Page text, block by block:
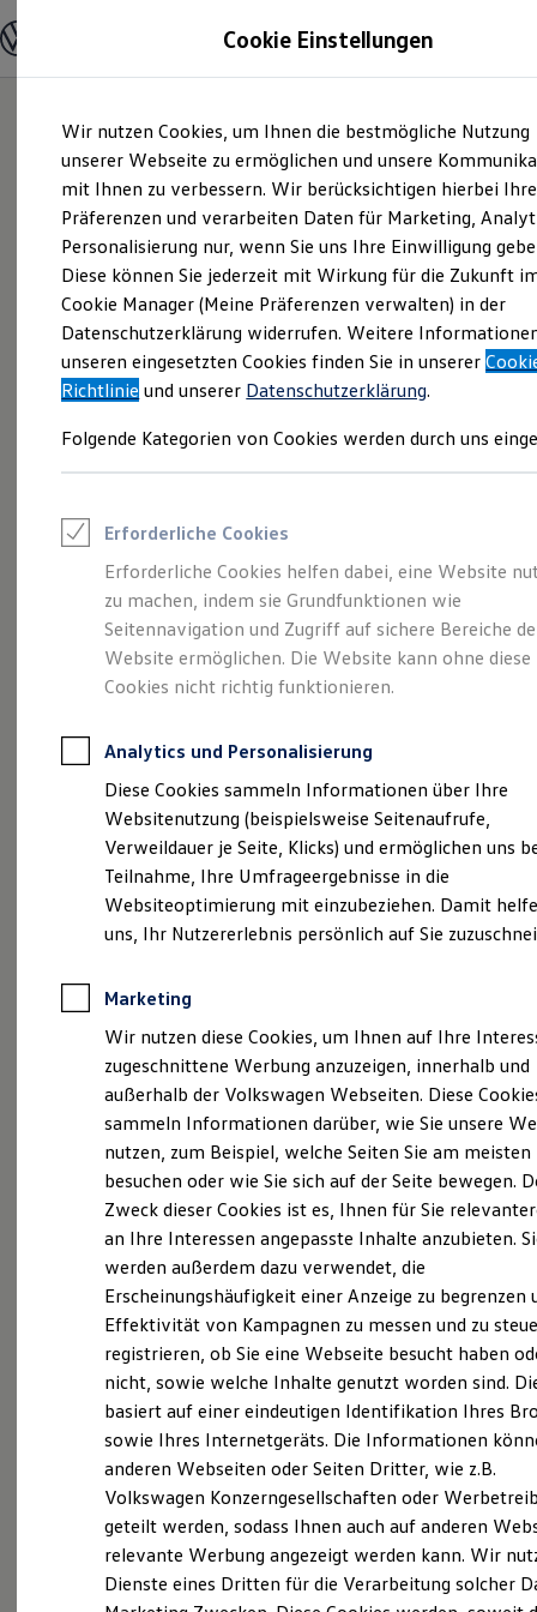
Hauptinhalt
springen
Footer
springen
Modelle und Konfigurator
Modelle vergleichen
Elektroautos
ENERGY Sondermodelle
Nutzfahrzeuge
SUV und CUV
Familienautos
Kombis
Kompaktwagen
Sportwagen
Schnell verfügbare Fahrzeuge
Angebote und Produkte
Aktuelle Angebote
E-Auto-Förderung
Volkswagen Marktplatz
Junge Gebrauchtwagen und Gebrauchtwagen
Saisonangebote
Leasing
Leasing-Angebote
Gebrauchtwagen Leasing
Junge Gebrauchtwagen-Leasing
Elektroauto Leasing
Kleinwagen-Leasing
Leasing ohne Anzahlung
Autokredit mit Schlussrate
Versicherungen und Garantien
Kfz-Versicherung
Restschuldversicherungen
Garantien
Wartungsverträge
Geschäftskunden
Professional Class bei Volkswagen
Großkunden
Behörden
Anpfiff zum Gewinn
Elektroautos
ID. Tutorials
Elektrofahrzeugkonzepte
Reichweite
Reichweite der ID. Modelle
Reichweite im Winter
Laden
Laden unterwegs
Laden Zuhause
Ladezeitensimulator
Batterie
Sicherheit
Garantie und Lebensdauer
Nachhaltigkeit
Technologie
Kosten und Kauf
Verbrauchskosten
Kaufoptionen
E-Auto-Förderung
Software und Konnektivität
Die ID. Software 6
ID. Software Versionen und Updates
Digitale Extras
Schnittstellen zu Ihrem ID.
Die ENERGY
Sondermodelle
Impressum & Rechtliches)
Probefahrt vereinbaren
Fahrzeugangebot anfordern
Servicetermin buchen
Serviceanfrage stellen
Cookie Einstellungen
Wir nutzen Cookies, um Ihnen die bestmögliche Nutzung
unserer Webseite zu ermöglichen und unsere
mit Ihnen zu verbessern. Wir berücksichtigen hierbei Ihre
Präferenzen und verarbeiten Daten für Marketing,
Personalisierung nur, wenn Sie uns Ihre Einwilligung
Diese können Sie jederzeit mit Wirkung für die Zukunft
Cookie Manager (Meine Präferenzen verwalten) in der
Datenschutzerklärung widerrufen. Weitere
unseren eingesetzten Cookies finden Sie in unserer
Richtlinie und unserer Datenschutzerklärung.
Folgende Kategorien von Cookies werden durch uns
Erforderliche Cookies
Erforderliche Cookies helfen dabei, eine Website
zu machen, indem sie Grundfunktionen wie
Seitennavigation und Zugriff auf sichere Bereiche
Website ermöglichen. Die Website kann ohne diese
Cookies nicht richtig funktionieren.
Analytics und Personalisierung
Diese Cookies sammeln Informationen über Ihre
Websitenutzung (beispielsweise Seitenaufrufe,
Verweildauer je Seite, Klicks) und ermöglichen uns
Teilnahme, Ihre Umfrageergebnisse in die
Websiteoptimierung mit einzubeziehen. Damit
uns, Ihr Nutzererlebnis persönlich auf Sie
Marketing
Wir nutzen diese Cookies, um Ihnen auf Ihre
zugeschnittene Werbung anzuzeigen, innerhalb und
außerhalb der Volkswagen Webseiten. Diese
sammeln Informationen darüber, wie Sie unsere
nutzen, zum Beispiel, welche Seiten Sie am meisten
besuchen oder wie Sie sich auf der Seite bewegen.
Zweck dieser Cookies ist es, Ihnen für Sie
an Ihre Interessen angepasste Inhalte anzubieten.
werden außerdem dazu verwendet, die
Erscheinungshäufigkeit einer Anzeige zu begrenzen
Effektivität von Kampagnen zu messen und zu
registrieren, ob Sie eine Webseite besucht haben
nicht, sowie welche Inhalte genutzt worden sind.
basiert auf einer eindeutigen Identifikation Ihres
sowie Ihres Internetgeräts. Die Informationen
anderen Webseiten oder Seiten Dritter, wie z.B.
Volkswagen Konzerngesellschaften oder
geteilt werden, sodass Ihnen auch auf anderen
relevante Werbung angezeigt werden kann. Wir
Dienste eines Dritten für die Verarbeitung solcher